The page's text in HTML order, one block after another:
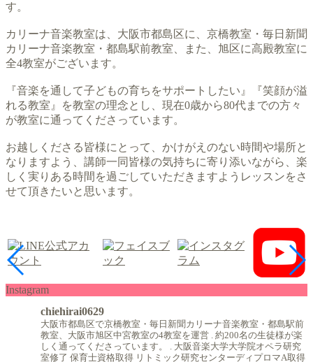
す。
カリーナ音楽教室は、大阪市都島区に、京橋教室・毎日新聞
カリーナ音楽教室・都島駅前教室、また、旭区に高殿教室に
全4教室がございます。
『音楽を通して子どもの育ちをサポートしたい』『笑顔が溢
れる教室』を教室の理念とし、現在0歳から80代までの方々
が教室に通ってくださっています。
お越しくださる皆様にとって、かけがえのない時間や場所と
なりますよう、講師一同皆様の気持ちに寄り添いながら、楽
しく実りある時間を過ごしていただきますようレッスンをさ
せて頂きたいと思います。
Instagram
chiehirai0629
大阪市都島区で京橋教室・毎日新聞カリーナ音楽教室・都島駅前
教室、大阪市旭区中宮教室の4教室を運営 . 約200名の生徒様が楽
しく通ってくださっています。
. 大阪音楽大学大学院オペラ研究
室修了 保育士資格取得 リトミック研究センターディプロマA取得